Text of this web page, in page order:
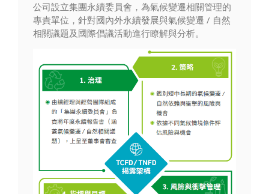
公司設立集團永續委員會，為氣候變遷相關管理的
專責單位，針對國內外永續發展與氣候變遷 / 自然
相關議題及國際倡議活動進行瞭解與分析。